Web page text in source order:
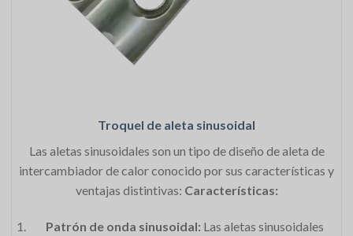
Troquel de aleta sinusoidal
Las aletas sinusoidales son un tipo de diseño de aleta de
intercambiador de calor conocido por sus características y
ventajas distintivas: Características:
Patrón de onda sinusoidal: Las aletas sinusoidales